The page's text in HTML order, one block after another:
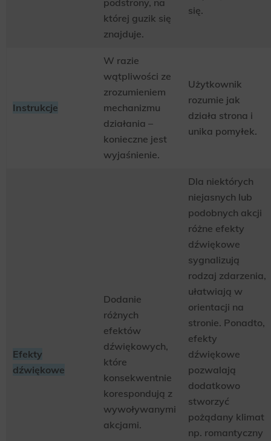
podstrony, na
której guzik się
znajduje.
się.
Instrukcje
W razie
wątpliwości ze
zrozumieniem
mechanizmu
działania –
konieczne jest
wyjaśnienie.
Użytkownik
rozumie jak
działa strona i
unika pomyłek.
Efekty
dźwiękowe
Dodanie
różnych
efektów
dźwiękowych,
które
konsekwentnie
korespondują z
wywoływanymi
akcjami.
Dla niektórych
niejasnych lub
podobnych akcji
różne efekty
dźwiękowe
sygnalizują
rodzaj zdarzenia,
ułatwiają w
orientacji na
stronie. Ponadto,
efekty
dźwiękowe
pozwalają
dodatkowo
stworzyć
pożądany klimat
np. romantyczny